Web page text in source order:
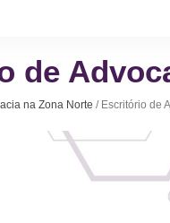
de
na Zona Norte / Escritório de